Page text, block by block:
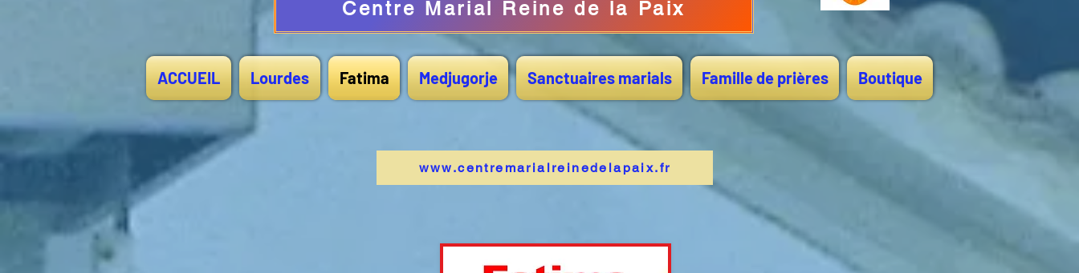
Centre Marial Reine de la Paix
ACCUEIL Lourdes Fatima Medjugorje Sanctuaires marials Famille de prières Boutique
www.centremarialreinedelapaix.fr